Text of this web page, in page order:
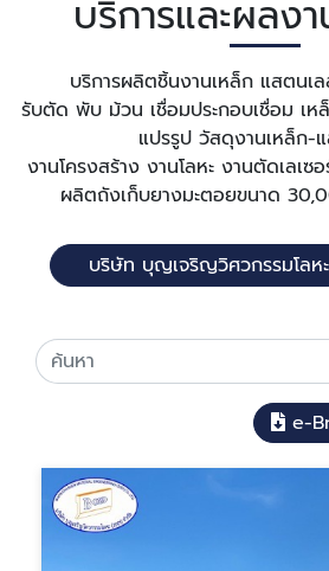
บริการและผลง
บริการผลิตชิ้นงานเหล็ก แสตนเ
รับตัด พับ ม้วน เชื่อมประกอบเชื่อม เ
แปรรูป วัสดุงานเหล็ก-
งานโครงสร้าง งานโลหะ งานตัดเลเ
ผลิตถังเก็บยางมะตอยขนาด
บริษัท บุญเจริญวิศวกรรมโลห
e-